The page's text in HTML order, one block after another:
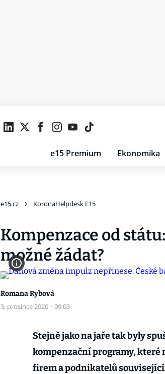
e15 Premium Ekonomika
e15.cz KoronaHelpdesk E15
Kompenzace od
možné žádat?
Romana Rybová
3. prosince 2020 · 09:03
Stejně jako na jaře tak byly
kompenzační programy, které
firem a podnikatelů